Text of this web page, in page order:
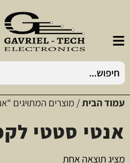
עמוד הבית/ מוצרים המתויגים
אנטי סטטי
מציג תוצאה אחת